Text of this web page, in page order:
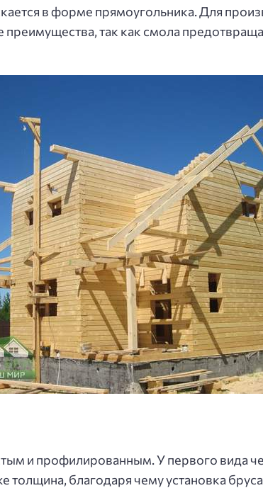
в форме прямоугольника. Для
так как смола
и профилированным. У первого вида
толщина, благодаря чему установка